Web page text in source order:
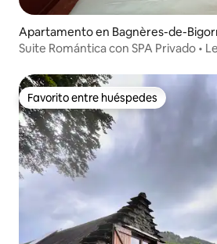
Apartamento en Bagnères-de-
Suite Romántica con SPA Privado •
Favorito entre huéspedes
Favorito entre huéspedes